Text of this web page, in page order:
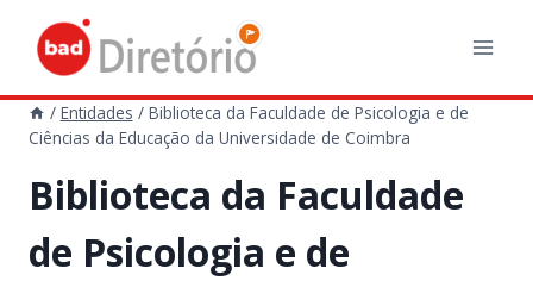
content
/ Entidades / Biblioteca da Faculdade de Psicologia e de
Ciências da Educação da Universidade de Coimbra
Biblioteca da Faculdade
de Psicologia e de